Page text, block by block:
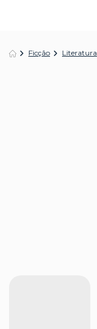
Ficção Literatura